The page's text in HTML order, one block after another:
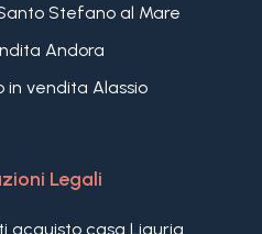
Stefano al Mare
Andora
vendita Alassio
Legali
acquisto casa Liguria